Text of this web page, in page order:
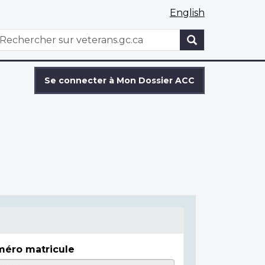
English
WxT
Se connecter à Mon Dossier ACC
matricule